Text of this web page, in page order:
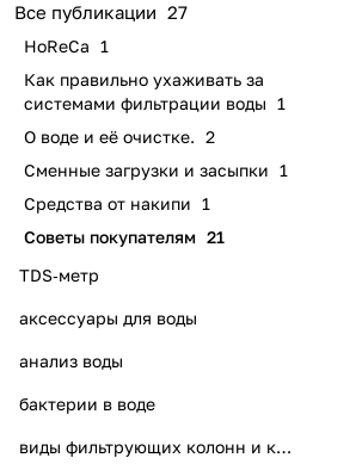
Все публикации 27
HoReCa 1
Как правильно ухаживать за
системами фильтрации воды 1
О воде и её очистке. 2
Сменные загрузки и засыпки 1
Средства от накипи 1
Советы покупателям 21
TDS‑метр
аксессуары для воды
анализ воды
бактерии в воде
виды фильтрующих колонн и колб